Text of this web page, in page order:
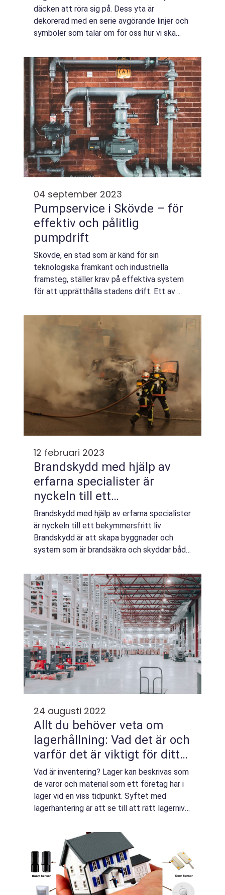
däcken att röra sig på. Dess yta är
dekorerad med en serie avgörande linjer och
symboler som talar om för oss hur vi ska
04 september 2023
Pumpservice i Skövde – för
effektiv och pålitlig
pumpdrift
Skövde, en stad som är känd för sin
teknologiska framkant och industriella
framsteg, ställer krav på effektiva system
för att upprätthålla stadens drift. Ett av
12 februari 2023
Brandskydd med hjälp av
erfarna specialister är
nyckeln till ett
bekymmersfritt liv
Brandskydd med hjälp av erfarna specialister
är nyckeln till ett bekymmersfritt liv
Brandskydd är att skapa byggnader och
system som är brandsäkra och skyddar både
24 augusti 2022
Allt du behöver veta om
lagerhållning: Vad det är och
varför det är viktigt för ditt
företag!
Vad är inventering? Lager kan beskrivas som
de varor och material som ett företag har i
lager vid en viss tidpunkt. Syftet med
lagerhantering är att se till att rätt lagernivå
maximeras. Det finns många olika faktor...